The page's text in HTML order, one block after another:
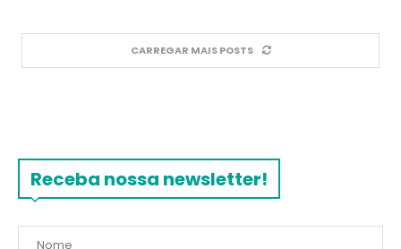
CARREGAR MAIS POSTS
Receba nossa newsletter!